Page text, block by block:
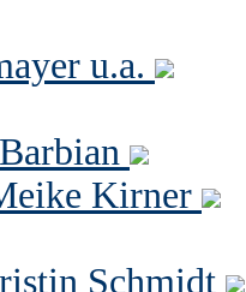
u.a.
Kirner
Schmidt